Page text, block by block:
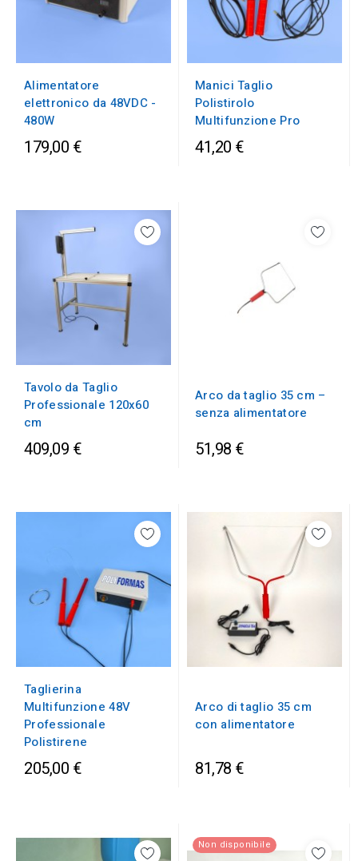
Alimentatore
elettronico da 48VDC -
480W
179,00 €
Manici Taglio
Polistirolo
Multifunzione Pro
41,20 €
Tavolo da Taglio
Professionale 120x60
cm
409,09 €
Arco da taglio 35 cm –
senza alimentatore
51,98 €
Taglierina
Multifunzione 48V
Professionale
Polistirene
205,00 €
Arco di taglio 35 cm
con alimentatore
81,78 €
Non disponibile